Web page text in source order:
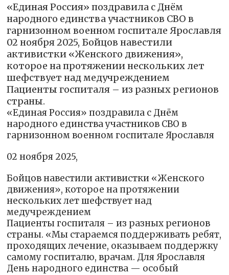
«Единая Россия» поздравила с Днём
народного единства участников СВО в
гарнизонном военном госпитале Ярославля
02 ноября 2025, Бойцов навестили
активистки «Женского движения»,
которое на протяжении нескольких лет
шефствует над медучреждением
Пациенты госпиталя – из разных регионов
страны.
«Единая Россия» поздравила с Днём
народного единства участников СВО в
гарнизонном военном госпитале Ярославля
02 ноября 2025,
Бойцов навестили активистки «Женского
движения», которое на протяжении
нескольких лет шефствует над
медучреждением
Пациенты госпиталя – из разных регионов
страны. «Мы стараемся поддерживать ребят,
проходящих лечение, оказываем поддержку
самому госпиталю, врачам. Для Ярославля
День народного единства — особый